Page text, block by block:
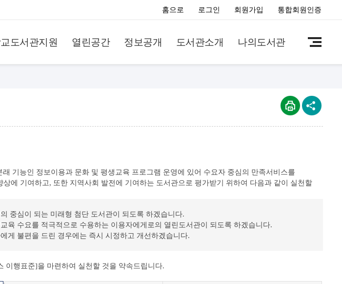
홈으로 로그인 회원가입 통합회원인증
도서관지원 열린공간 정보공개 도서관소개 나의도서관
기능인 정보이용과 문화 및 평생교육 프로그램 운영에 있어 수요자 중심의 만족서비스를
에 기여하고, 또한 지역사회 발전에 기여하는 도서관으로 평가받기 위하여 다음과 같이 실천할
중심이 되는 미래형 첨단 도서관이 되도록 하겠습니다.
육 수요를 적극적으로 수용하는 이용자에게로의 열린도서관이 되도록 하겠습니다.
게 불편을 드린 경우에는 즉시 시정하고 개선하겠습니다.
이행표준]을 마련하여 실천할 것을 약속드립니다.